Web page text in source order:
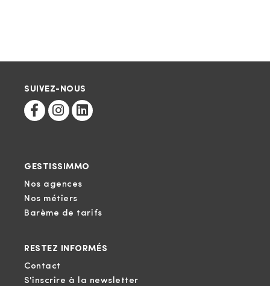
SUIVEZ-NOUS
GESTISSIMMO
Nos agences
Nos métiers
Barème de tarifs
RESTEZ INFORMÉS
Contact
S'inscrire à la newsletter